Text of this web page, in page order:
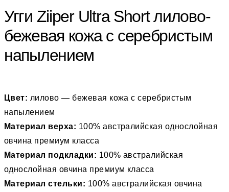
Угги Ziiper Ultra Short лилово-
бежевая кожа с серебристым
напылением
Цвет: лилово — бежевая кожа с серебристым
напылением
Материал верха: 100% австралийская однослойная
овчина премиум класса
Материал подкладки: 100% австралийская
однослойная овчина премиум класса
Материал стельки: 100% австралийская овчина